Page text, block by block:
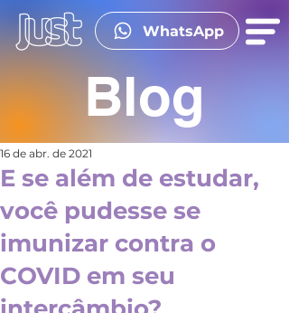
WhatsApp
Blog
E se além de estudar,
você pudesse se
imunizar contra o
COVID em seu
16 de abr. de 2021